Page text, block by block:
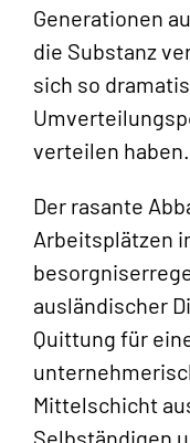
Generationen
die Substanz
sich so
verteilen haben.
Der rasante
Arbeitsplätzen
ausländischer
Quittung für
Mittelschicht
Selbständigen